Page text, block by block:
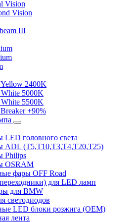
Vision
Vision
III
Yellow 2400K
White 5000K
White 5500K
+90%
LED головного света
ADL (T5,T10,T3,T4,T20,T25)
Philips
OSRAM
фары OFF Road
для LED ламп
для BMW
светодиодов
LED блоки розжига (OEM)
лента